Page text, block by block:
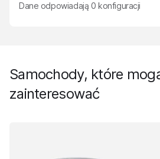
Dane odpowiadają 0 konfiguracji
Samochody, które mogą Cię
zainteresować